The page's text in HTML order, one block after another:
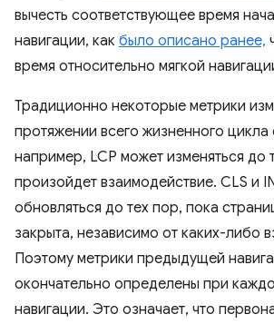
вычесть соответствующее время
навигации, как было описано ранее,
время относительно мягкой
Традиционно некоторые метрики
протяжении всего жизненного цикла
например, LCP может изменяться до
произойдет взаимодействие. CLS и
обновляться до тех пор, пока
закрыта, независимо от каких-либо
Поэтому метрики предыдущей
окончательно определены при
навигации. Это означает, что